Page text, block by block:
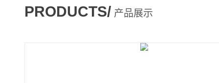
PRODUCTS/ 产品展示